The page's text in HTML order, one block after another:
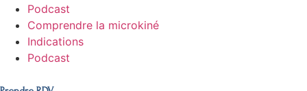
Podcast
Comprendre la microkiné
Indications
Podcast